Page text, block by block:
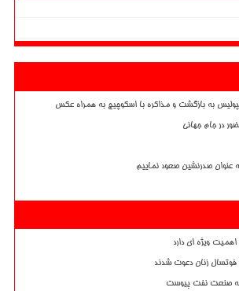
به بازگشت و مذاکره با اسکوچیچ به همراه عکس
در جام جهانی
عنوان صدرنشین صعود نماییم
ویژه ای دارد
به صنعت نفت پیوست